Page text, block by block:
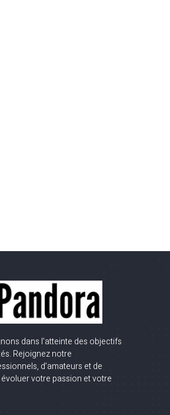
dans l’atteinte des objectifs
Rejoignez notre
d’amateurs et de
votre passion et votre